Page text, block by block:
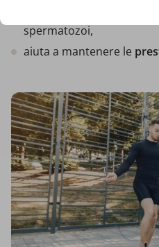
spermatozoi,
aiuta a mantenere le